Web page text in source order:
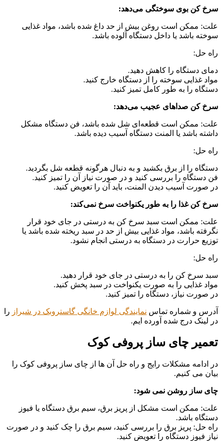
سرخ کن بوی سوختگی می‌دهد:
علت: ممکن است روغن بیش از حد داغ شده باشد، مواد غذایی
سوخته باشد یا داخل دستگاه آلوده باشد.
راه حل:
دمای دستگاه را کاهش دهید.
مواد غذایی سوخته را از دستگاه خارج کنید.
دستگاه را به طور کامل تمیز کنید.
سرخ کن صداهای عجیب می‌دهد:
علت: ممکن است قطعه‌ای شل شده باشد، فن دستگاه مشکل
داشته باشد یا المنت دستگاه آسیب دیده باشد.
راه حل:
دستگاه را از برق بکشید و به دنبال هرگونه قطعه شل بگردید.
فن دستگاه را بررسی کنید و در صورت نیاز آن را تمیز کنید.
در صورت آسیب دیدن المنت، باید آن را تعویض کنید.
سرخ کن غذا را به طور یکنواخت سرخ نمی‌کند:
علت: ممکن است سبد سرخ کن به درستی در جای خود قرار
نگرفته باشد، مواد غذایی بیش از حد در سبد ریخته شده باشد یا
توزیع حرارت در دستگاه به درستی انجام نشود.
راه حل:
سبد سرخ کن را به درستی در جای خود قرار دهید.
مواد غذایی را به صورت یکنواخت در سبد پخش کنید.
در صورت نیاز، دستگاه را تمیز کنید.
آدرس و شماره تماس نمایندگی لوازم خانگی گاستروبک در شیراز را
در لینک درج شده آورده ایم.
تعمیر چای ساز پروفی کوک
در ادامه مشکلات رایج و راه حل آن ها از چای ساز پروفی کوک را
بیان می کنیم.
چای ساز روشن نمی شود:
علت: ممکن است مشکل از پریز برق، سیم برق دستگاه یا فیوز
دستگاه باشد.
راه حل: پریز برق را بررسی کنید، سیم برق را چک کنید و در صورت
نیاز فیوز دستگاه را تعویض کنید.